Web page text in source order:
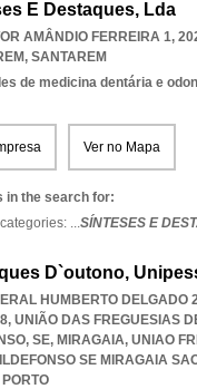
E Destaques, Lda
AMÂNDIO FERREIRA 1,
, SANTAREM
de medicina dentária e
Ver no Mapa
in the search for:
...SÍNTESES E
D`outono,
HUMBERTO DELGADO
UNIÃO DAS FREGUESIAS
SE, MIRAGAIA, UNIAO
SE MIRAGAIA
PORTO